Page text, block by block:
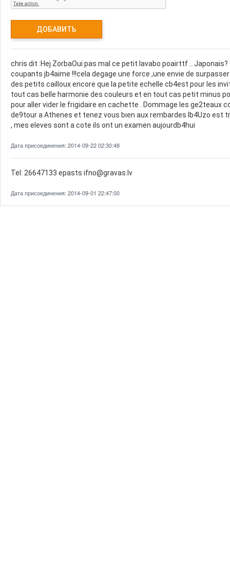
chris dit :Hej ZorbaOui pas mal ce petit lavabo poairttf ..
coupants jb4aime !!!cela degage une force ,une envie de
des petits cailloux encore que la petite echelle cb4est pour les
tout cas belle harmonie des couleurs et en tout cas petit minus
pour aller vider le frigidaire en cachette . Dommage les ge2teaux
de9tour a Athenes et tenez vous bien aux rembardes lb4Uzo est
, mes eleves sont a cote ils ont un examen aujourdb4hui
Дата присоединения: 2014-09-22 02:30:48
Tel: 26647133 epasts ifno@gravas.lv
Дата присоединения: 2014-09-01 22:47:00